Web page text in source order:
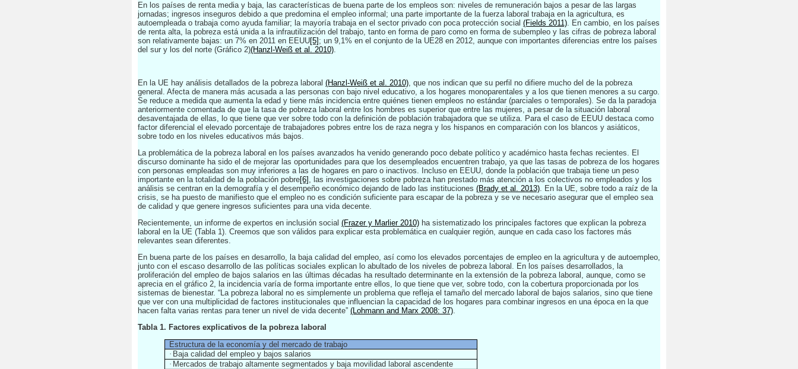
En los países de renta media y baja, las características de buena parte de los empleos son: niveles de remuneración bajos a pesar de las largas
jornadas; ingresos inseguros debido a que predomina el empleo informal; una parte importante de la fuerza laboral trabaja en la agricultura, es
autoempleada o trabaja como ayuda familiar; la mayoría trabaja en el sector privado con poca protección social (Fields 2011). En cambio, en los países
de renta alta, la pobreza está unida a la infrautilización del trabajo, tanto en forma de paro como en forma de subempleo y las cifras de pobreza laboral
son relativamente bajas: un 7% en 2011 en EEUU[5] ; un 9,1% en el conjunto de la UE28 en 2012, aunque con importantes diferencias entre los países
del sur y los del norte (Gráfico 2)(Hanzl-Weiß et al. 2010).
En la UE hay análisis detallados de la pobreza laboral (Hanzl-Weiß et al. 2010), que nos indican que su perfil no difiere mucho del de la pobreza
general. Afecta de manera más acusada a las personas con bajo nivel educativo, a los hogares monoparentales y a los que tienen menores a su cargo.
Se reduce a medida que aumenta la edad y tiene más incidencia entre quiénes tienen empleos no estándar (parciales o temporales). Se da la paradoja
anteriormente comentada de que la tasa de pobreza laboral entre los hombres es superior que entre las mujeres, a pesar de la situación laboral
desaventajada de ellas, lo que tiene que ver sobre todo con la definición de población trabajadora que se utiliza. Para el caso de EEUU destaca como
factor diferencial el elevado porcentaje de trabajadores pobres entre los de raza negra y los hispanos en comparación con los blancos y asiáticos,
sobre todo en los niveles educativos más bajos.
La problemática de la pobreza laboral en los países avanzados ha venido generando poco debate político y académico hasta fechas recientes. El
discurso dominante ha sido el de mejorar las oportunidades para que los desempleados encuentren trabajo, ya que las tasas de pobreza de los hogares
con personas empleadas son muy inferiores a las de hogares en paro o inactivos. Incluso en EEUU, donde la población que trabaja tiene un peso
importante en la totalidad de la población pobre[6] , las investigaciones sobre pobreza han prestado más atención a los colectivos no empleados y los
análisis se centran en la demografía y el desempeño económico dejando de lado las instituciones (Brady et al. 2013). En la UE, sobre todo a raíz de la
crisis, se ha puesto de manifiesto que el empleo no es condición suficiente para escapar de la pobreza y se ve necesario asegurar que el empleo sea
de calidad y que genere ingresos suficientes para una vida decente.
Recientemente, un informe de expertos en inclusión social (Frazer y Marlier 2010) ha sistematizado los principales factores que explican la pobreza
laboral en la UE (Tabla 1). Creemos que son válidos para explicar esta problemática en cualquier región, aunque en cada caso los factores más
relevantes sean diferentes.
En buena parte de los países en desarrollo, la baja calidad del empleo, así como los elevados porcentajes de empleo en la agricultura y de autoempleo,
junto con el escaso desarrollo de las políticas sociales explican lo abultado de los niveles de pobreza laboral. En los países desarrollados, la
proliferación del empleo de bajos salarios en las últimas décadas ha resultado determinante en la extensión de la pobreza laboral, aunque, como se
aprecia en el gráfico 2, la incidencia varía de forma importante entre ellos, lo que tiene que ver, sobre todo, con la cobertura proporcionada por los
sistemas de bienestar. “La pobreza laboral no es simplemente un problema que refleja el tamaño del mercado laboral de bajos salarios, sino que tiene
que ver con una multiplicidad de factores institucionales que influencian la capacidad de los hogares para combinar ingresos en una época en la que
hacen falta varias rentas para tener un nivel de vida decente” (Lohmann and Marx 2008: 37).
Tabla 1. Factores explicativos de la pobreza laboral
Estructura de la economía y del mercado de trabajo
· Baja calidad del empleo y bajos salarios
· Mercados de trabajo altamente segmentados y baja movilidad laboral ascendente